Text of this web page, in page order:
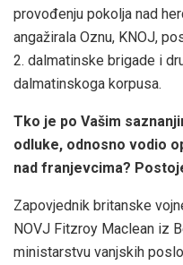
provođenju pokolja nad
angažirala Oznu, KNOJ,
2. dalmatinske brigade i
dalmatinskoga korpusa.
Tko je po Vašim
odluke, odnosno vodio
nad franjevcima?
Zapovjednik britanske
NOVJ Fitzroy Maclean iz
ministarstvu vanjskih